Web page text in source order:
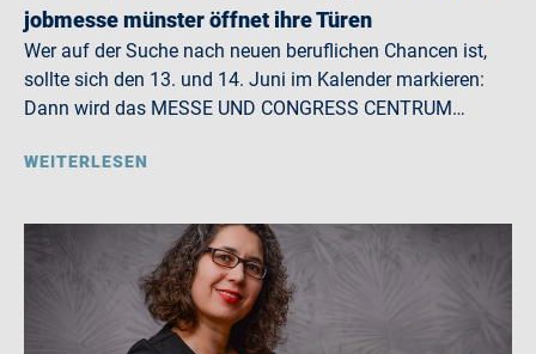
jobmesse münster öffnet ihre Türen
Wer auf der Suche nach neuen beruflichen Chancen ist,
sollte sich den 13. und 14. Juni im Kalender markieren:
Dann wird das MESSE UND CONGRESS CENTRUM…
WEITERLESEN